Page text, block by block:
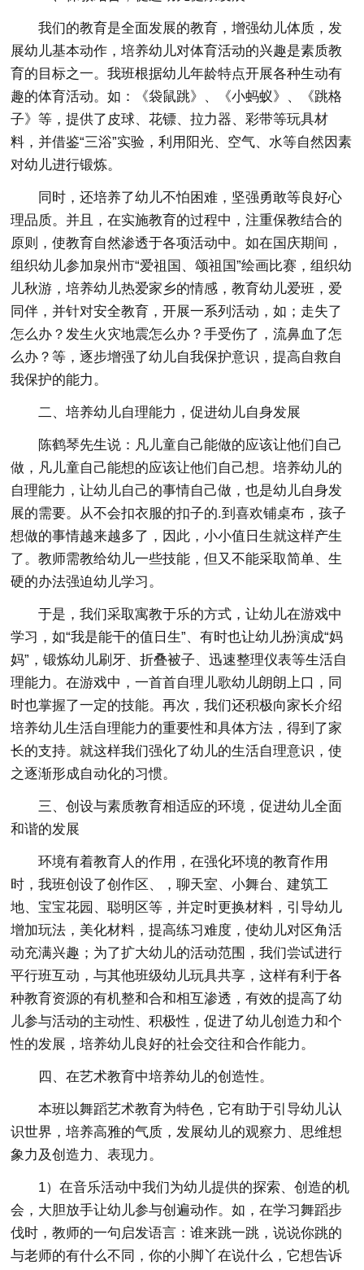
我们的教育是全面发展的教育，增强幼儿体质，发
展幼儿基本动作，培养幼儿对体育活动的兴趣是素质教
育的目标之一。我班根据幼儿年龄特点开展各种生动有
趣的体育活动。如：《袋鼠跳》、《小蚂蚁》、《跳格
子》等，提供了皮球、花镖、拉力器、彩带等玩具材
料，并借鉴“三浴”实验，利用阳光、空气、水等自然因素
对幼儿进行锻炼。
同时，还培养了幼儿不怕困难，坚强勇敢等良好心
理品质。并且，在实施教育的过程中，注重保教结合的
原则，使教育自然渗透于各项活动中。如在国庆期间，
组织幼儿参加泉州市“爱祖国、颂祖国”绘画比赛，组织幼
儿秋游，培养幼儿热爱家乡的情感，教育幼儿爱班，爱
同伴，并针对安全教育，开展一系列活动，如；走失了
怎么办？发生火灾地震怎么办？手受伤了，流鼻血了怎
么办？等，逐步增强了幼儿自我保护意识，提高自救自
我保护的能力。
二、培养幼儿自理能力，促进幼儿自身发展
陈鹤琴先生说：凡儿童自己能做的应该让他们自己
做，凡儿童自己能想的应该让他们自己想。培养幼儿的
自理能力，让幼儿自己的事情自己做，也是幼儿自身发
展的需要。从不会扣衣服的扣子的.到喜欢铺桌布，孩子
想做的事情越来越多了，因此，小小值日生就这样产生
了。教师需教给幼儿一些技能，但又不能采取简单、生
硬的办法强迫幼儿学习。
于是，我们采取寓教于乐的方式，让幼儿在游戏中
学习，如“我是能干的值日生”、有时也让幼儿扮演成“妈
妈”，锻炼幼儿刷牙、折叠被子、迅速整理仪表等生活自
理能力。在游戏中，一首首自理儿歌幼儿朗朗上口，同
时也掌握了一定的技能。再次，我们还积极向家长介绍
培养幼儿生活自理能力的重要性和具体方法，得到了家
长的支持。就这样我们强化了幼儿的生活自理意识，使
之逐渐形成自动化的习惯。
三、创设与素质教育相适应的环境，促进幼儿全面
和谐的发展
环境有着教育人的作用，在强化环境的教育作用
时，我班创设了创作区、，聊天室、小舞台、建筑工
地、宝宝花园、聪明区等，并定时更换材料，引导幼儿
增加玩法，美化材料，提高练习难度，使幼儿对区角活
动充满兴趣；为了扩大幼儿的活动范围，我们尝试进行
平行班互动，与其他班级幼儿玩具共享，这样有利于各
种教育资源的有机整和合和相互渗透，有效的提高了幼
儿参与活动的主动性、积极性，促进了幼儿创造力和个
性的发展，培养幼儿良好的社会交往和合作能力。
四、在艺术教育中培养幼儿的创造性。
本班以舞蹈艺术教育为特色，它有助于引导幼儿认
识世界，培养高雅的气质，发展幼儿的观察力、思维想
象力及创造力、表现力。
1）在音乐活动中我们为幼儿提供的探索、创造的机
会，大胆放手让幼儿参与创遍动作。如，在学习舞蹈步
伐时，教师的一句启发语言：谁来跳一跳，说说你跳的
与老师的有什么不同，你的小脚丫在说什么，它想告诉